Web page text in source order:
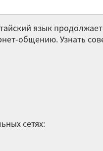
язык
общению. Узнать
сетях: